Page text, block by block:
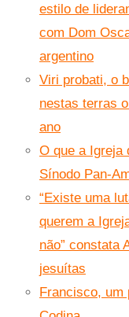
estilo de
com Dom
argentino
Viri probati, o
nestas terras
ano
O que a Igreja
Sínodo Pan-
“Existe uma
querem a
não” constata
jesuítas
Francisco, um